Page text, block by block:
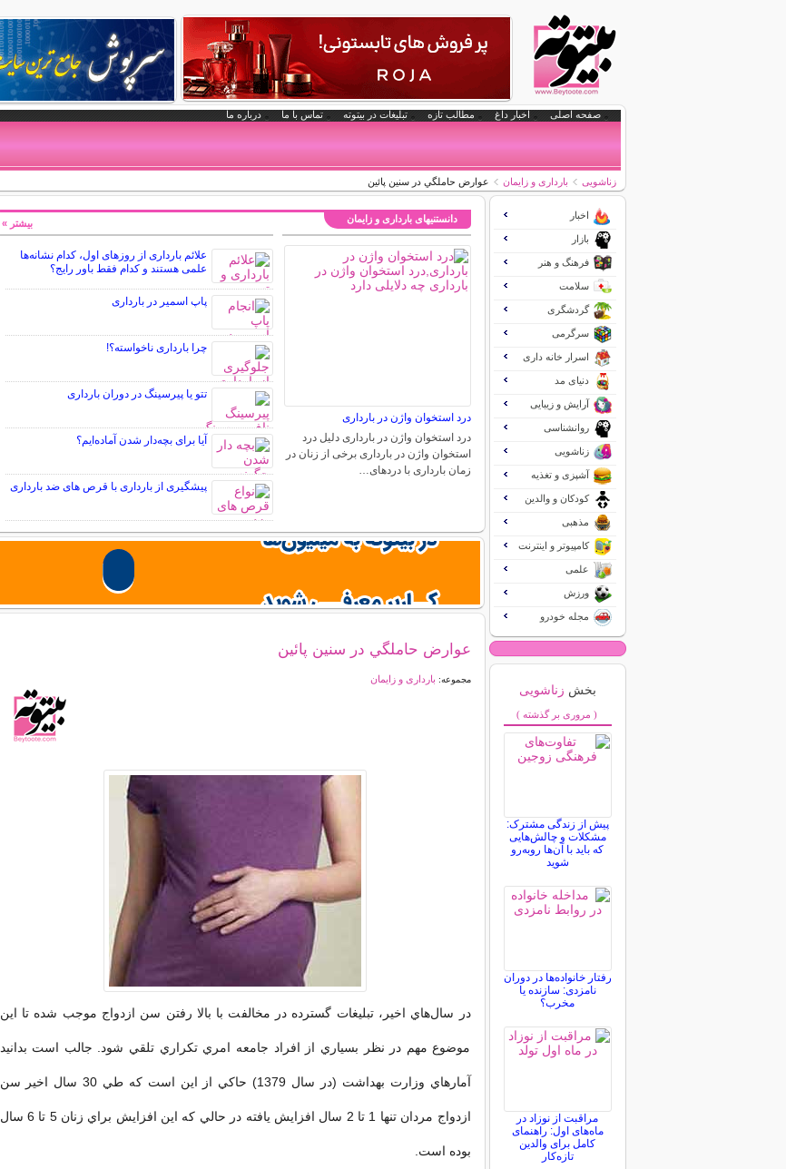
صفحه اصلی اخبار داغ مطالب تازه تبلیغات در بیتوته تماس با ما درباره ما
زناشویی بارداری و زایمان عوارض حاملگي در سنين پائين
دانستنیهای بارداری و زایمان
درد استخوان واژن در بارداری
درد استخوان واژن در بارداری دلیل درد
استخوان واژن در بارداری برخی از زنان در
زمان بارداری با دردهای…
علائم بارداری از روزهای اول، کدام نشانه‌ها
علمی هستند و کدام فقط باور رایج؟
پاپ اسمیر در بارداری
چرا بارداری ناخواسته؟!
تتو یا پیرسینگ در دوران بارداری
آیا برای بچه‌دار شدن آماده‌ایم؟
پیشگیری از بارداری با قرص های ضد بارداری
بیشتر »
عوارض حاملگي در سنين پائين
مجموعه: بارداری و زایمان
در سال‌هاي اخير، تبليغات گسترده در مخالفت با بالا رفتن سن ازدواج موجب شده تا اين
موضوع مهم در نظر بسياري از افراد جامعه امري تكراري تلقي شود. جالب است بدانيد
آمارهاي وزارت بهداشت (در سال 1379) حاكي از اين است كه طي 30 سال اخير سن
ازدواج مردان تنها 1 تا 2 سال افزايش يافته در حالي كه اين افزايش براي زنان 5 تا 6 سال
بوده است.
اخبار
بازار
فرهنگ و هنر
سلامت
گردشگری
سرگرمی
اسرار خانه داری
دنیای مد
آرایش و زیبایی
روانشناسی
زناشویی
آشپزی و تغذیه
کودکان و والدین
مذهبی
کامپیوتر و اینترنت
علمی
ورزش
مجله خودرو
بخش زناشویی
( مروری بر گذشته )
پیش از زندگی مشترک:
مشکلات و چالش‌هایی
که باید با آن‌ها روبه‌رو
شوید
رفتار خانواده‌ها در دوران
نامزدی: سازنده یا
مخرب؟
مراقبت از نوزاد در
ماه‌های اول: راهنمای
کامل برای والدین
تازه‌کار